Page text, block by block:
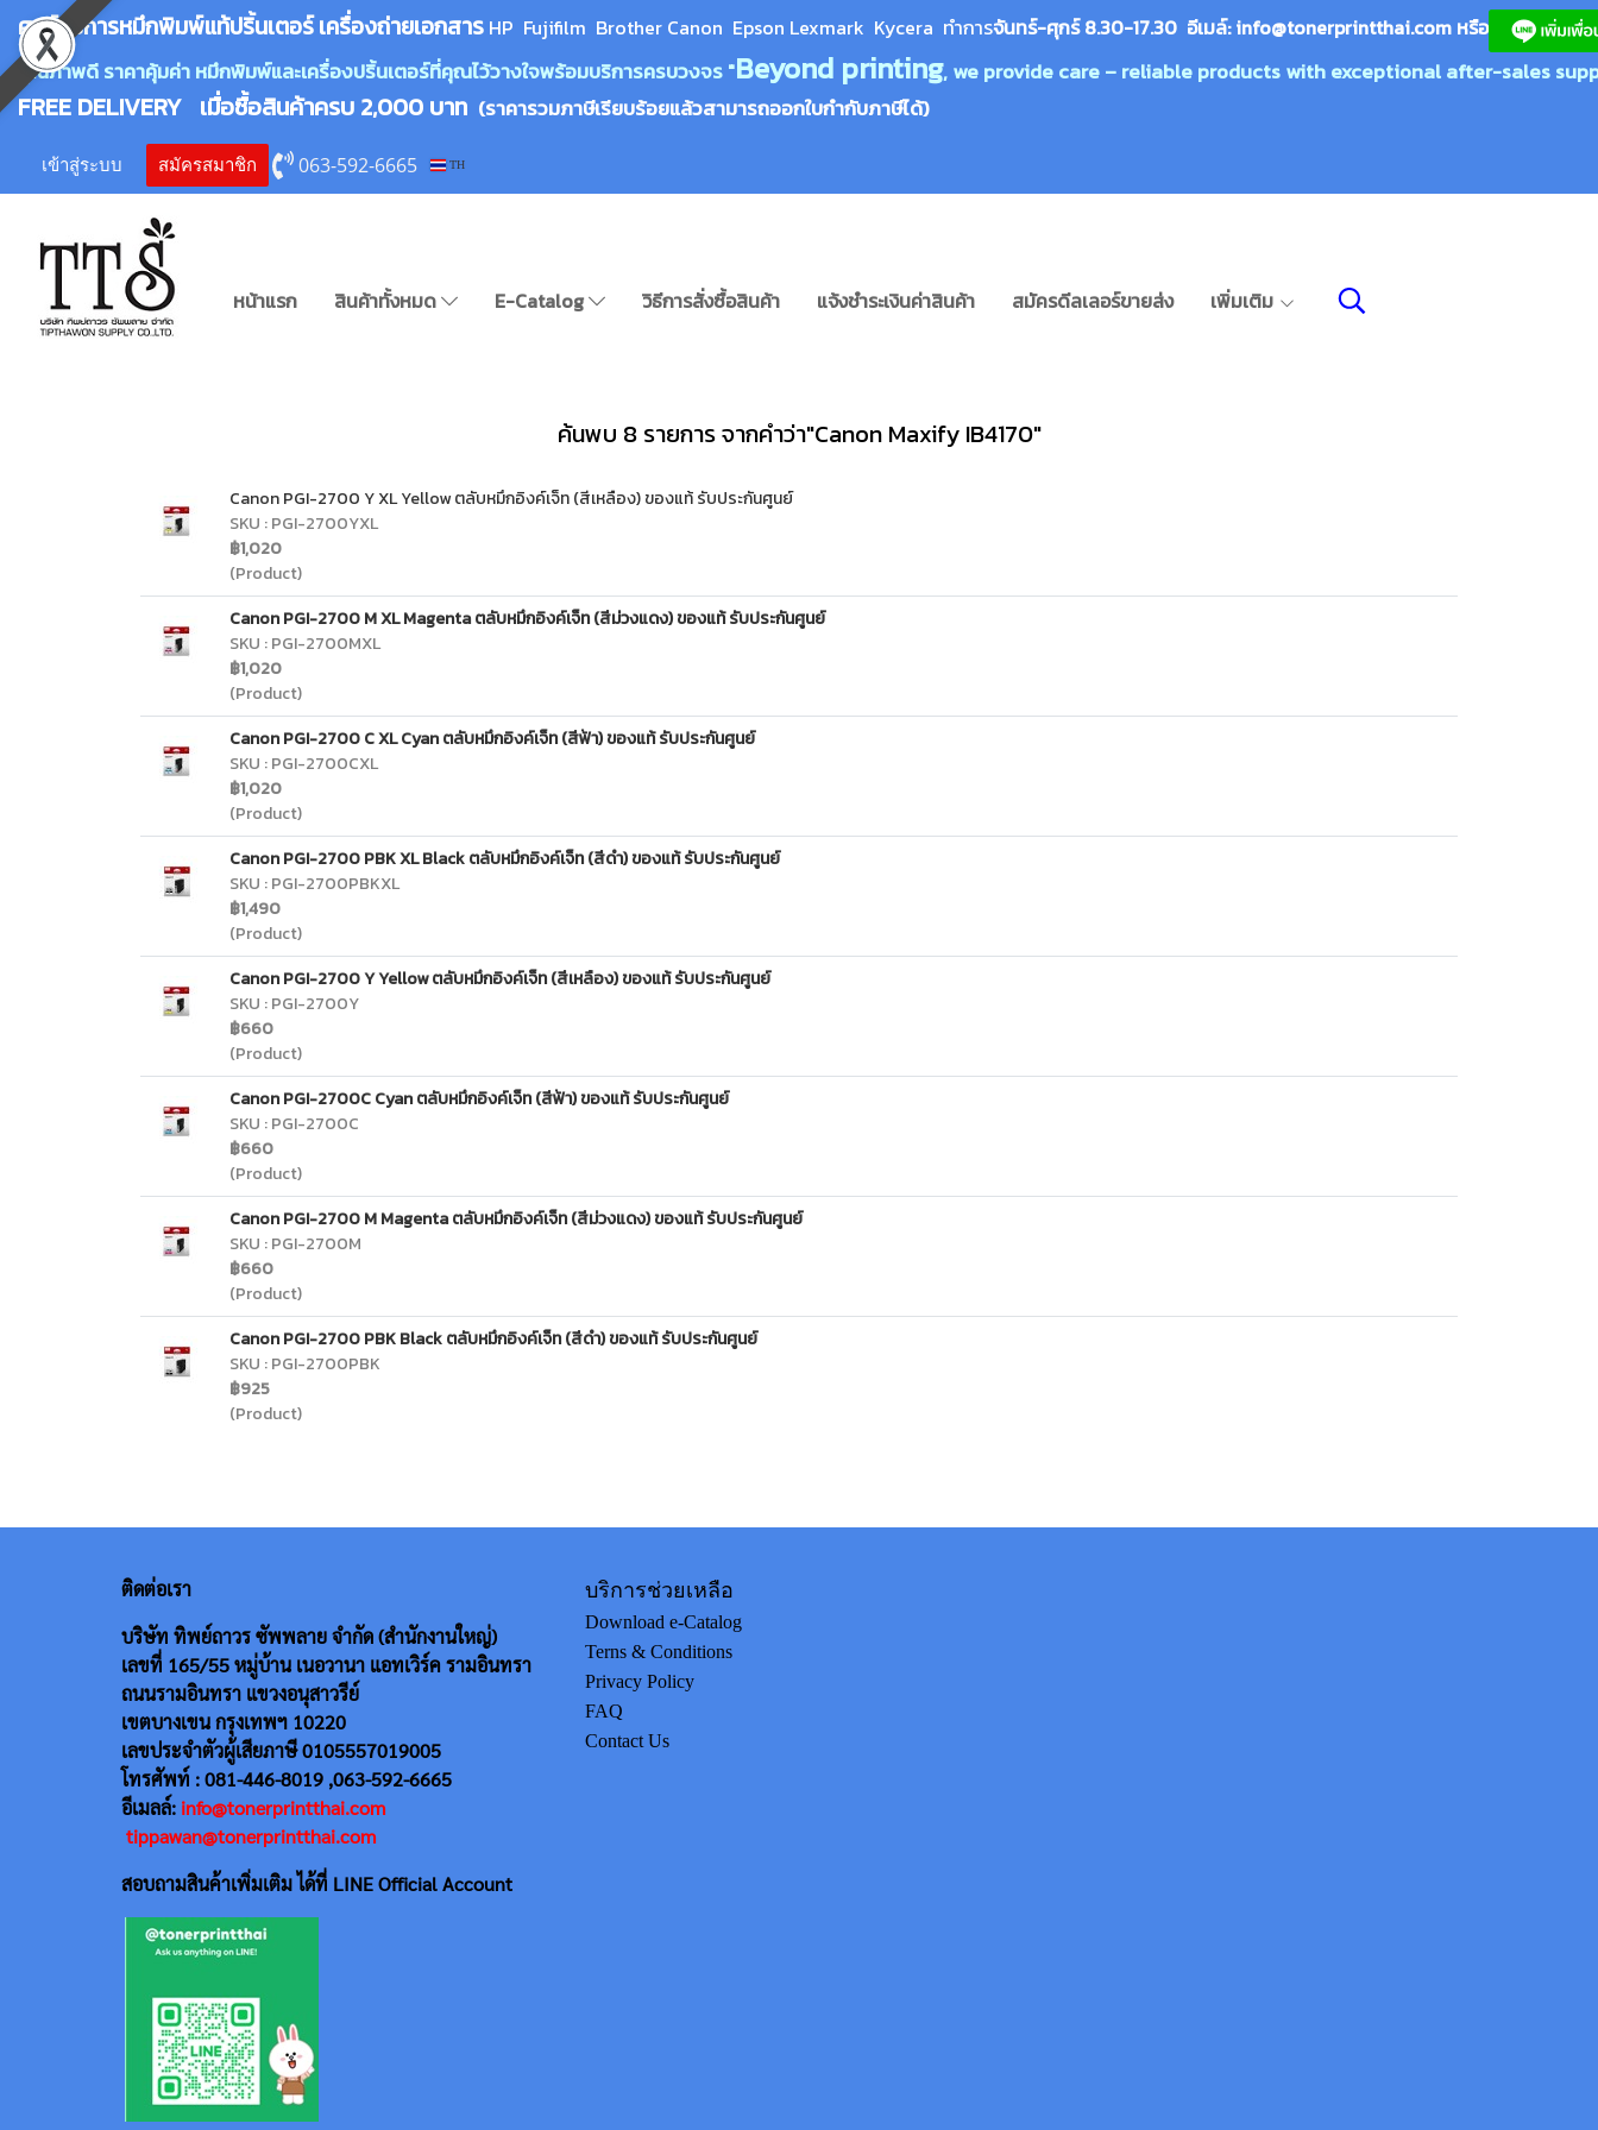
ศูนย์บริการหมึกพิมพ์แท้ปริ้นเตอร์ เครื่องถ่ายเอกสาร HP Fujifilm Brother Canon Epson Lexmark Kycera ทำการจันทร์-ศุกร์ 8.30-17.30 อีเมล์:info@tonerprintthai.com หรือ
คุณภาพดี ราคาคุ้มค่า หมึกพิมพ์และเครื่องปริ้นเตอร์ที่คุณไว้วางใจพร้อมบริการครบวงจร "Beyond printing, we provide care – reliable products with exceptional after-sales
FREE DELIVERY เมื่อซื้อสินค้าครบ 2,000 บาท (ราคารวมภาษีเรียบร้อยแล้วสามารถออกใบกำกับภาษีได้)
เข้าสู่ระบบ สมัครสมาชิก 063-592-6665 TH
หน้าแรก สินค้าทั้งหมด E-Catalog วิธีการสั่งซื้อสินค้า แจ้งชำระเงินค่าสินค้า สมัครดีลเลอร์ขายส่ง เพิ่มเติม
ค้นพบ 8 รายการ จากคำว่า"Canon Maxify IB4170"
Canon PGI-2700 Y XL Yellow ตลับหมึกอิงค์เจ็ท (สีเหลือง) ของแท้ รับประกันศูนย์
SKU : PGI-2700YXL
฿1,020
(Product)
Canon PGI-2700 M XL Magenta ตลับหมึกอิงค์เจ็ท (สีม่วงแดง) ของแท้ รับประกันศูนย์
SKU : PGI-2700MXL
฿1,020
(Product)
Canon PGI-2700 C XL Cyan ตลับหมึกอิงค์เจ็ท (สีฟ้า) ของแท้ รับประกันศูนย์
SKU : PGI-2700CXL
฿1,020
(Product)
Canon PGI-2700 PBK XL Black ตลับหมึกอิงค์เจ็ท (สีดำ) ของแท้ รับประกันศูนย์
SKU : PGI-2700PBKXL
฿1,490
(Product)
Canon PGI-2700 Y Yellow ตลับหมึกอิงค์เจ็ท (สีเหลือง) ของแท้ รับประกันศูนย์
SKU : PGI-2700Y
฿660
(Product)
Canon PGI-2700C Cyan ตลับหมึกอิงค์เจ็ท (สีฟ้า) ของแท้ รับประกันศูนย์
SKU : PGI-2700C
฿660
(Product)
Canon PGI-2700 M Magenta ตลับหมึกอิงค์เจ็ท (สีม่วงแดง) ของแท้ รับประกันศูนย์
SKU : PGI-2700M
฿660
(Product)
Canon PGI-2700 PBK Black ตลับหมึกอิงค์เจ็ท (สีดำ) ของแท้ รับประกันศูนย์
SKU : PGI-2700PBK
฿925
(Product)
ติดต่อเรา
บริษัท ทิพย์ถาวร ซัพพลาย จำกัด (สำนักงานใหญ่)
เลขที่ 165/55หมู่บ้าน เนอวานา แอทเวิร์ค รามอินทรา
ถนนรามอินทรา แขวงอนุสาวรีย์
เขตบางเขน กรุงเทพฯ 10220
เลขประจำตัวผู้เสียภาษี 0105557019005
โทรศัพท์ : 081-446-8019 ,063-592-6665
อีเมลล์: info@tonerprintthai.com
tippawan@tonerprintthai.com
สอบถามสินค้าเพิ่มเติม ได้ที่ LINE Official Account
บริการช่วยเหลือ
Download e-Catalog
Terns & Conditions
Privacy Policy
FAQ
Contact Us